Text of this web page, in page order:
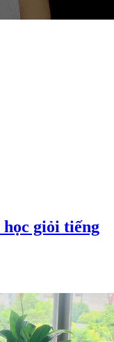
học giỏi tiếng